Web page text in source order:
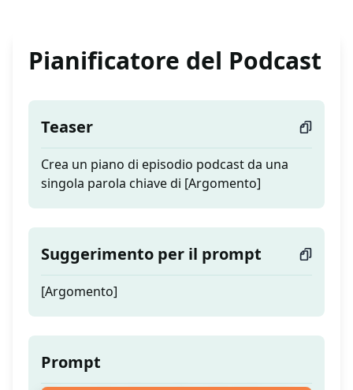
Pianificatore del Podcast
Teaser
Crea un piano di episodio podcast da una
singola parola chiave di [Argomento]
Suggerimento per il prompt
[Argomento]
Prompt